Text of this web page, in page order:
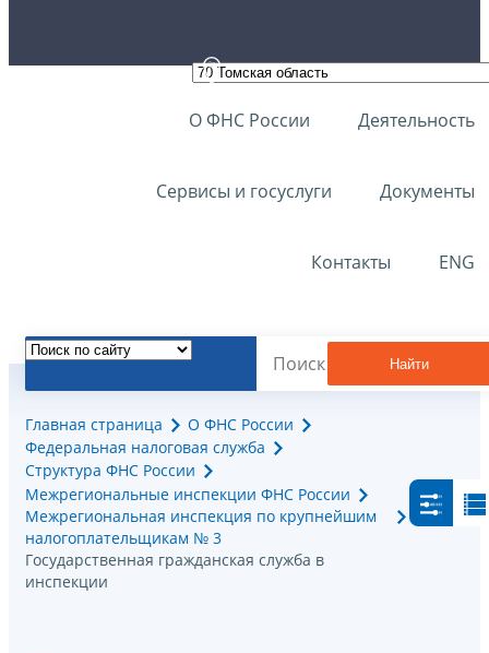
О ФНС России Деятельность
Сервисы и госуслуги Документы
Контакты ENG
Найти
Главная страница
О ФНС России
Федеральная налоговая служба
Структура ФНС России
Межрегиональные инспекции ФНС России
Межрегиональная инспекция по крупнейшим
налогоплательщикам № 3
Государственная гражданская служба в
инспекции